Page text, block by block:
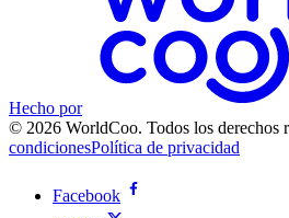
Hecho por
© 2026 WorldCoo. Todos los derechos
condicionesPolítica de privacidad
Facebook